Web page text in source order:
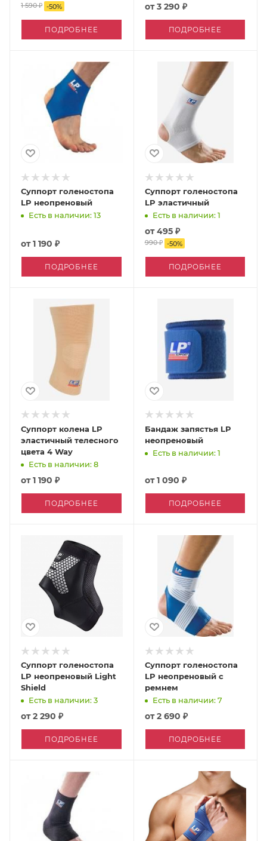
1 590 ₽ -50%
ПОДРОБНЕЕ
от3 290 ₽
ПОДРОБНЕЕ
Суппорт голеностопа
LP неопреновый
Есть в наличии: 13
от1 190 ₽
ПОДРОБНЕЕ
Суппорт голеностопа
LP эластичный
Есть в наличии: 1
от495 ₽
990 ₽ -50%
ПОДРОБНЕЕ
Суппорт колена LP
эластичный телесного
цвета 4 Way
Есть в наличии: 8
от1 190 ₽
ПОДРОБНЕЕ
Бандаж запястья LP
неопреновый
Есть в наличии: 1
от1 090 ₽
ПОДРОБНЕЕ
Суппорт голеностопа
LP неопреновый Light
Shield
Есть в наличии: 3
от2 290 ₽
ПОДРОБНЕЕ
Суппорт голеностопа
LP неопреновый с
ремнем
Есть в наличии: 7
от2 690 ₽
ПОДРОБНЕЕ